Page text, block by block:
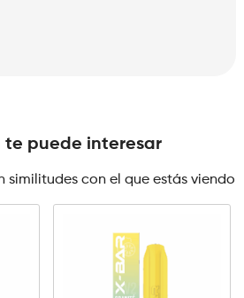
te puede interesar
similitudes con el que estás viendo